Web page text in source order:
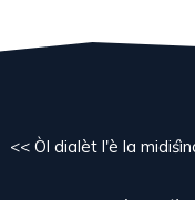
<< Òl dialèt l'è la